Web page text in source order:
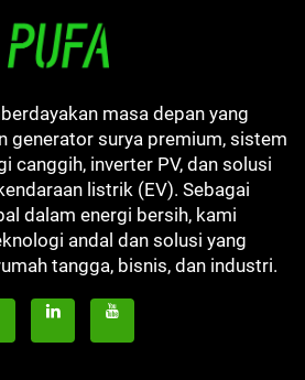
masa depan yang
generator surya premium, sistem
canggih, inverter PV, dan solusi
listrik (EV). Sebagai
dalam energi bersih, kami
andal dan solusi yang
tangga, bisnis, dan industri.